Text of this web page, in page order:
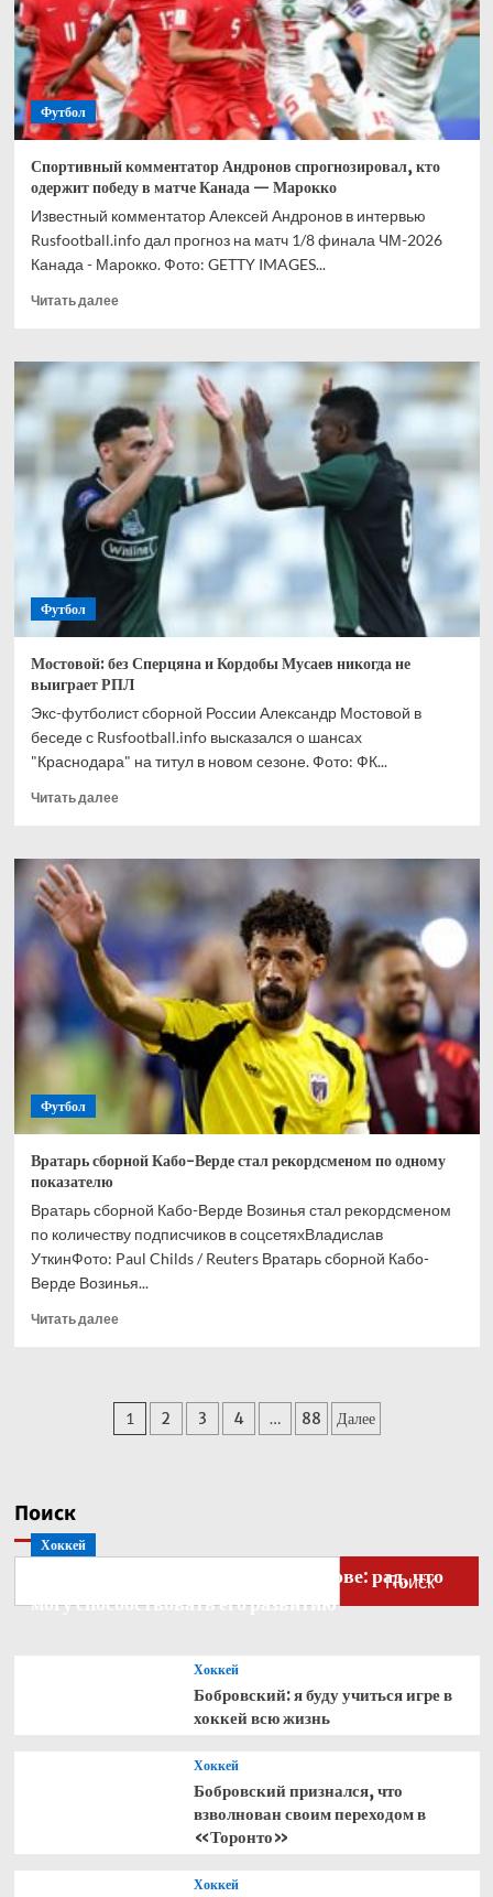
1/8
финала
ЧМ-2026
Футбол
Спортивный комментатор Андронов спрогнозировал, кто
одержит победу в матче Канада — Марокко
Известный комментатор Алексей Андронов в интервью
Rusfootball.info дал прогноз на матч 1/8 финала ЧМ-2026
Канада - Марокко. Фото: GETTY IMAGES...
Читать далееПрочитать
Спортивный
комментатор
Андронов
спрогнозировал,
кто
одержит
победу
в
матче
Канада
Марокко
Футбол
Мостовой: без Сперцяна и Кордобы Мусаев никогда не
выиграет РПЛ
Экс-футболист сборной России Александр Мостовой в
беседе с Rusfootball.info высказался о шансах
"Краснодара" на титул в новом сезоне. Фото: ФК...
Читать далееПрочитать
Мостовой:
Сперцяна
Кордобы
Мусаев
никогда
не
выиграет
РПЛ
Футбол
Вратарь сборной Кабо-Верде стал рекордсменом по одному
показателю
Вратарь сборной Кабо-Верде Возинья стал рекордсменом
по количеству подписчиков в соцсетяхВладислав
УткинФото: Paul Childs / Reuters Вратарь сборной Кабо-
Верде Возинья...
Читать далееПрочитать
сборной
Кабо-
Пагинация
1 2 3 4 … 88 Далее
Поиск
Поиск
Хоккей
Бобровский — о голкипере Ахтямове: рад, что
могу способствовать его развитию
Хоккей
Бобровский: я буду учиться игре в
хоккей всю жизнь
Хоккей
Бобровский признался, что
взволнован своим переходом в
«Торонто»
Хоккей